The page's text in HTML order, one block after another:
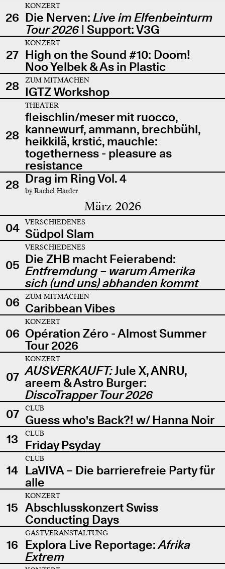
26
KONZERT
Die Nerven: Live im Elfenbeinturm
Tour 2026| Support: V3G
27
KONZERT
High on the Sound #10: Doom!
Noo Yelbek & As in Plastic
28
ZUM MITMACHEN
IGTZ Workshop
28
THEATER
fleischlin/meser mit ruocco,
kannewurf, ammann, brechbühl,
heikkilä, krstić, mauchle:
togetherness - pleasure as
resistance
28 Drag im Ring Vol. 4
by Rachel Harder
März 2026
04 VERSCHIEDENES
Südpol Slam
05
VERSCHIEDENES
Die ZHB macht Feierabend:
Entfremdung – warum Amerika
sich (und uns) abhanden kommt
06
ZUM MITMACHEN
Caribbean Vibes
06
KONZERT
Opération Zéro - Almost Summer
Tour 2026
07
KONZERT
AUSVERKAUFT:Jule X, ANRU,
areem & Astro Burger:
DiscoTrapper Tour 2026
07
CLUB
Guess who's Back?! w/ Hanna Noir
13
CLUB
Friday Psyday
14
CLUB
LaVIVA – Die barrierefreie Party für
alle
15
KONZERT
Abschlusskonzert Swiss
Conducting Days
16
GASTVERANSTALTUNG
Explora Live Reportage:Afrika
Extrem